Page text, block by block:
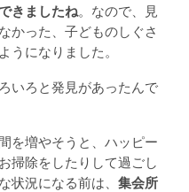
きましたね。なので、見
かった、子どものしぐさ
うになりました。
いろと発見があったんで
を増やそうと、ハッピー
掃除をしたりして過ごし
状況になる前は、集会所